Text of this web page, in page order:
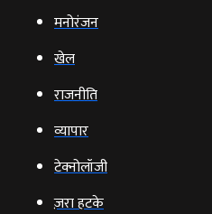
मनोरंजन
खेल
राजनीति
व्‍यापार
टेक्‍नोलॉजी
ज़रा हटके